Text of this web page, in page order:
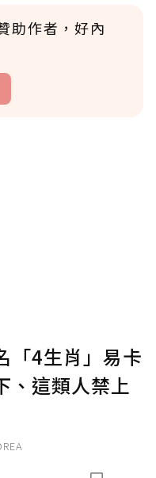
助作者，好內
確認送出
「4生肖」易卡
、這類人禁上